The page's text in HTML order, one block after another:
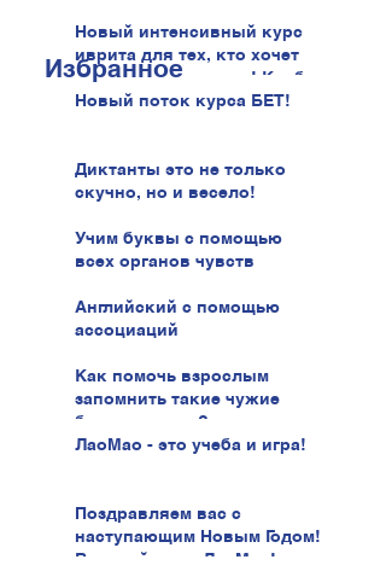
Новый интенсивный курс
иврита для тех, кто хочет
говорить увереннее! Клуб
иврита!
Новый поток курса БЕТ!
Диктанты это не только
скучно, но и весело!
Учим буквы с помощью
всех органов чувств
Английский с помощью
ассоциаций
Как помочь взрослым
запомнить такие чужие
буквы иврита?
ЛаоМао - это учеба и игра!
Поздравляем вас с
наступающим Новым Годом!
В новый год с ЛаоМао!
Избранное